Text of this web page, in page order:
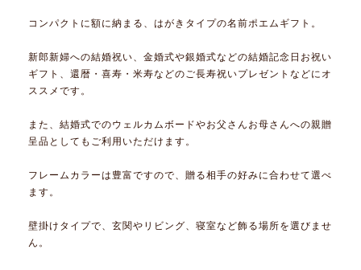
コンパクトに額に納まる、はがきタイプの名前ポエムギフト。
新郎新婦への結婚祝い、金婚式や銀婚式などの結婚記念日お祝い
ギフト、還暦・喜寿・米寿などのご長寿祝いプレゼントなどにオ
ススメです。
また、結婚式でのウェルカムボードやお父さんお母さんへの親贈
呈品としてもご利用いただけます。
フレームカラーは豊富ですので、贈る相手の好みに合わせて選べ
ます。
壁掛けタイプで、玄関やリビング、寝室など飾る場所を選びませ
ん。